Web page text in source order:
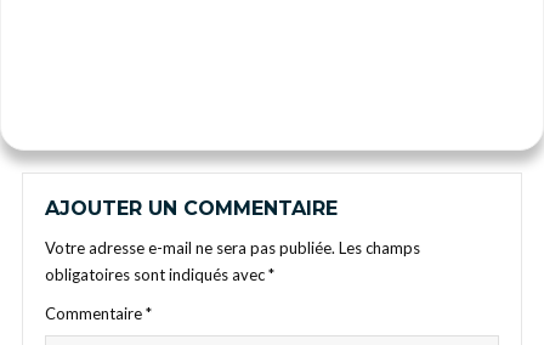
AJOUTER UN COMMENTAIRE
Votre adresse e-mail ne sera pas publiée. Les champs
obligatoires sont indiqués avec*
Commentaire*